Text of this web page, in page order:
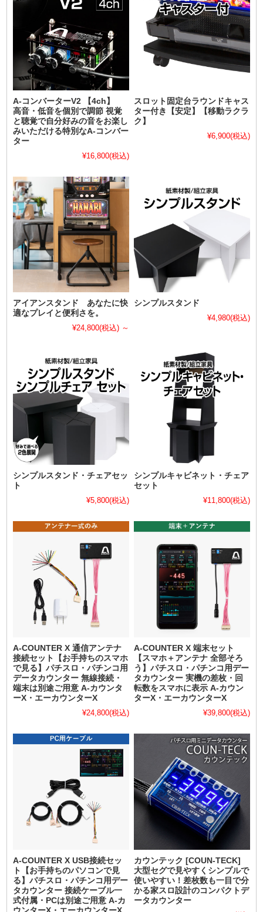
A-コンバーターV2 【4ch】
高音・低音を個別で調節 視覚
と聴覚で自分好みの音をお楽し
みいただける特別なA-コンバー
ター
¥16,800(税込)
スロット固定台ラウンドキャス
ター付き【安定】【移動ラクラ
ク】
¥6,900(税込)
アイアンスタンド あなたに快
適なプレイと便利さを。
¥24,800(税込) ～
シンプルスタンド
¥4,980(税込)
シンプルスタンド・チェアセッ
ト
¥5,800(税込)
シンプルキャビネット・チェア
セット
¥11,800(税込)
A-COUNTER X 通信アンテナ
接続セット【お手持ちのスマホ
で見る】パチスロ・パチンコ用
データカウンター 無線接続・
端末は別途ご用意 A-カウンタ
ーX・エーカウンターX
¥24,800(税込)
A-COUNTER X 端末セット
【スマホ＋アンテナ 全部そろ
う】パチスロ・パチンコ用デー
タカウンター 実機の差枚・回
転数をスマホに表示 A-カウン
ターX・エーカウンターX
¥39,800(税込)
A-COUNTER X USB接続セッ
ト【お手持ちのパソコンで見
る】パチスロ・パチンコ用デー
タカウンター 接続ケーブル一
式付属・PCは別途ご用意 A-カ
カウンテック [COUN-TECK]
大型セグで見やすくシンプルで
使いやすい！差枚数も一目で分
かる家スロ設計のコンパクトデ
ータカウンター